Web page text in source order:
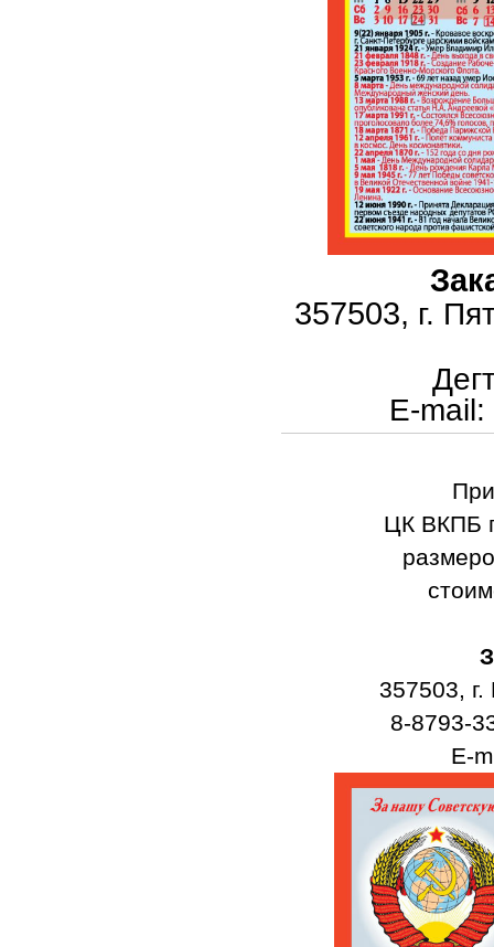
357503, г.
E-mail:
ЦК ВКПБ
357503,
8-8793-
E-